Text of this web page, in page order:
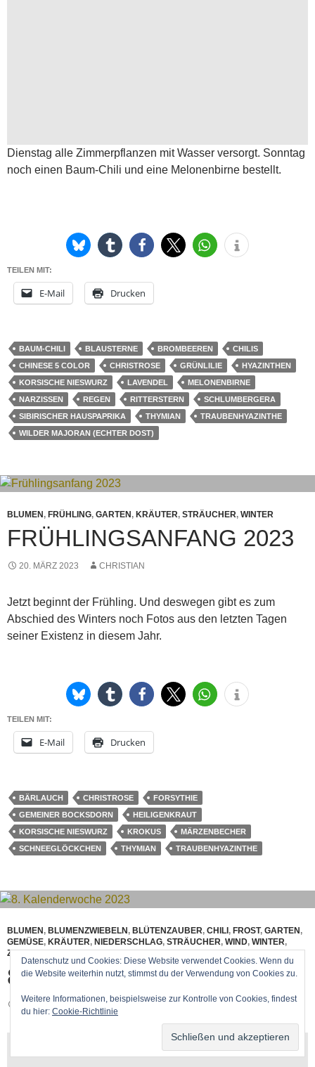
Dienstag alle Zimmerpflanzen mit Wasser versorgt. Sonntag
noch einen Baum-Chili und eine Melonenbirne bestellt.
TEILEN MIT:
E-Mail Drucken
BAUM-CHILI BLAUSTERNE BROMBEEREN
CHILIS
CHINESE 5 COLOR
CHRISTROSE GRÜNLILIE
HYAZINTHEN
KORSISCHE NIESWURZ
LAVENDEL
MELONENBIRNE
NARZISSEN
REGEN RITTERSTERN
SCHLUMBERGERA
SIBIRISCHER HAUSPAPRIKA
THYMIAN
TRAUBENHYAZINTHE
WILDER MAJORAN (ECHTER DOST)
BLUMEN , FRÜHLING, GARTEN , KRÄUTER, STRÄUCHER, WINTER
FRÜHLINGSANFANG 2023
20. MÄRZ 2023 CHRISTIAN
Jetzt beginnt der Frühling. Und deswegen gibt es zum
Abschied des Winters noch Fotos aus den letzten Tagen
seiner Existenz in diesem Jahr.
TEILEN MIT:
E-Mail Drucken
BÄRLAUCH CHRISTROSE
FORSYTHIE
GEMEINER BOCKSDORN
HEILIGENKRAUT
KORSISCHE NIESWURZ
KROKUS
MÄRZENBECHER
SCHNEEGLÖCKCHEN
THYMIAN TRAUBENHYAZINTHE
BLUMEN , BLUMENZWIEBELN , BLÜTENZAUBER, CHILI , FROST, GARTEN ,
GEMÜSE, KRÄUTER, NIEDERSCHLAG, STRÄUCHER, WIND, WINTER,
ZIMMERPFLANZEN,ZITRUSPFLANZEN
8. KALENDERWOCHE 2023
26. FEBRUAR 2023 CHRISTIAN
Datenschutz und Cookies: Diese Website verwendet Cookies. Wenn du
die Website weiterhin nutzt, stimmst du der Verwendung von Cookies zu.
Weitere Informationen, beispielsweise zur Kontrolle von Cookies, findest
du hier: Cookie-Richtlinie